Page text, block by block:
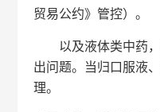
贸易公约》管控）。
以及液体类中药，
出问题。当归口服液
理。